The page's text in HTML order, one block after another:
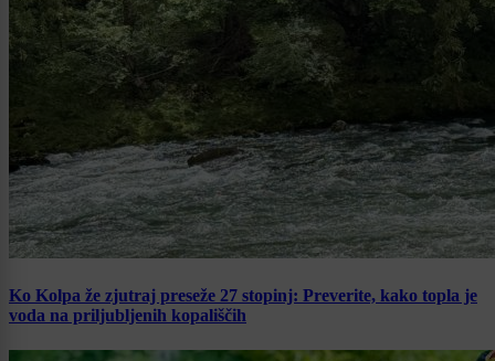
Ko Kolpa že zjutraj preseže 27 stopinj: Preverite, kako topla je
voda na priljubljenih kopališčih